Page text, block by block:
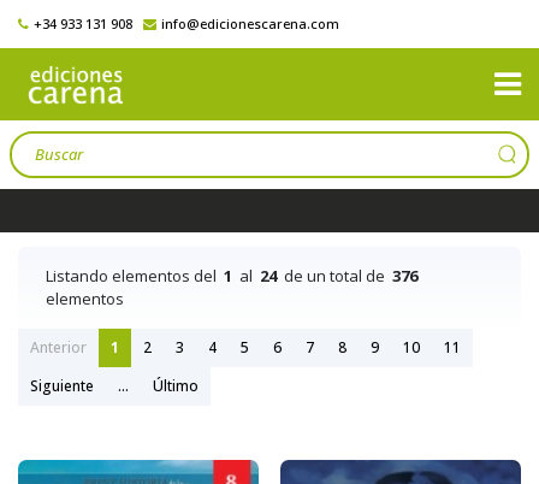
+34 933 131 908 info@edicionescarena.com
Listando elementos del 1 al 24de un total de 376
elementos
Anterior 1 2 3 4 5 6 7 8 9 10
11
Siguiente
... Último